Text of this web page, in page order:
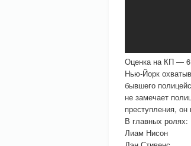
Оценка на КП —
Нью-Йорк
бывшего
не замечает
преступления,
В главных ролях:
Лиам Нисон